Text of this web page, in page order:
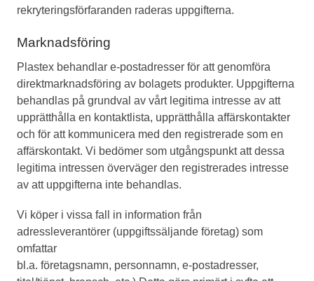
rekryteringsförfaranden raderas uppgifterna.
Marknadsföring
Plastex behandlar e-postadresser för att genomföra
direktmarknadsföring av bolagets produkter. Uppgifterna
behandlas på grundval av vårt legitima intresse av att
upprätthålla en kontaktlista, upprätthålla affärskontakter
och för att kommunicera med den registrerade som en
affärskontakt. Vi bedömer som utgångspunkt att dessa
legitima intressen överväger den registrerades intresse
av att uppgifterna inte behandlas.
Vi köper i vissa fall in information från
adressleverantörer (uppgiftssäljande företag) som
omfattar
bl.a. företagsnamn, personnamn, e-postadresser,